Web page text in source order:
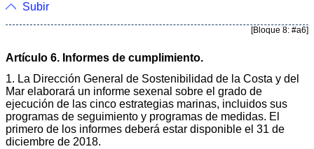
Subir
[Bloque 8: #a6]
Artículo 6. Informes de cumplimiento.
1. La Dirección General de Sostenibilidad de la Costa y del
Mar elaborará un informe sexenal sobre el grado de
ejecución de las cinco estrategias marinas, incluidos sus
programas de seguimiento y programas de medidas. El
primero de los informes deberá estar disponible el 31 de
diciembre de 2018.